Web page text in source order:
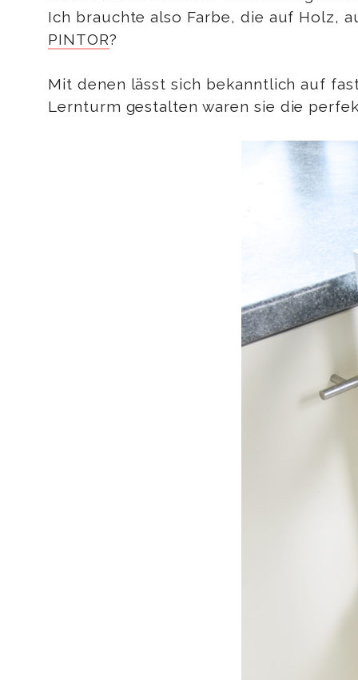
Ich brauchte also Farbe, die auf Holz,
PINTOR?
Mit denen lässt sich bekanntlich auf
Lernturm gestalten waren sie die